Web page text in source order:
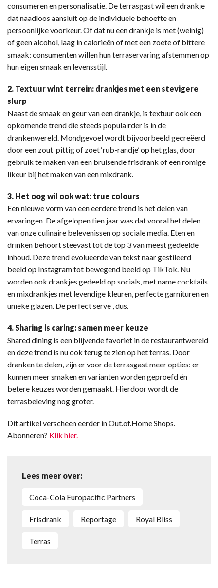
consumeren en personalisatie. De terrasgast wil een drankje
dat naadloos aansluit op de individuele behoefte en
persoonlijke voorkeur. Of dat nu een drankje is met (weinig)
of geen alcohol, laag in calorieën of met een zoete of bittere
smaak: consumenten willen hun terraservaring afstemmen op
hun eigen smaak en levensstijl.
2. Textuur wint terrein: drankjes met een stevigere
slurp
Naast de smaak en geur van een drankje, is textuur ook een
opkomende trend die steeds populairder is in de
drankenwereld. Mondgevoel wordt bijvoorbeeld gecreëerd
door een zout, pittig of zoet ‘rub-randje’ op het glas, door
gebruik te maken van een bruisende frisdrank of een romige
likeur bij het maken van een mixdrank.
3. Het oog wil ook wat: true colours
Een nieuwe vorm van een eerdere trend is het delen van
ervaringen. De afgelopen tien jaar was dat vooral het delen
van onze culinaire belevenissen op sociale media. Eten en
drinken behoort steevast tot de top 3 van meest gedeelde
inhoud. Deze trend evolueerde van tekst naar gestileerd
beeld op Instagram tot bewegend beeld op TikTok. Nu
worden ook drankjes gedeeld op socials, met name cocktails
en mixdrankjes met levendige kleuren, perfecte garnituren en
unieke glazen. De perfect serve , dus.
4. Sharing is caring: samen meer keuze
Shared dining is een blijvende favoriet in de restaurantwereld
en deze trend is nu ook terug te zien op het terras. Door
dranken te delen, zijn er voor de terrasgast meer opties: er
kunnen meer smaken en varianten worden geproefd én
betere keuzes worden gemaakt. Hierdoor wordt de
terrasbeleving nog groter.
Dit artikel verscheen eerder in Out.of.Home Shops.
Abonneren? Klik hier.
Lees meer over:
Coca-Cola Europacific Partners
Frisdrank Reportage Royal Bliss
Terras